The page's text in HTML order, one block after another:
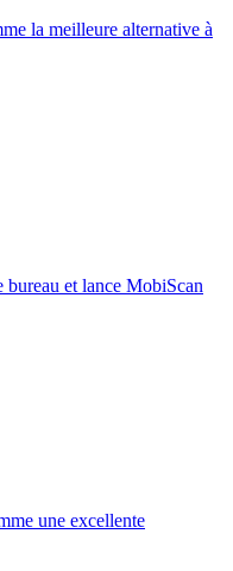
la meilleure alternative à
et lance MobiScan
une excellente